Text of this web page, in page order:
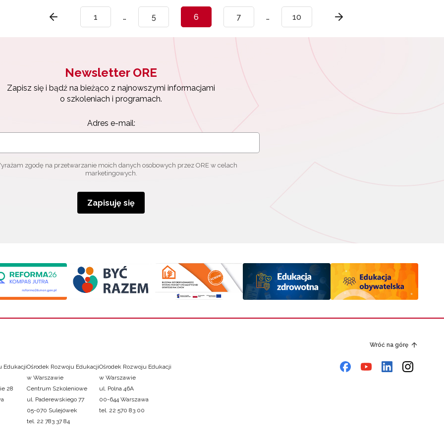
1 … 5 6 7 … 10
Newsletter ORE
Zapisz się i bądź na bieżąco z najnowszymi informacjami
o szkoleniach i programach.
Adres e-mail:
zgodę na przetwarzanie moich danych osobowych przez ORE w celach
marketingowych.
Zapisuję się
Wróć na górę
Edukacji
28
Ośrodek Rozwoju Edukacji
w Warszawie
Centrum Szkoleniowe
ul. Paderewskiego 77
05-070 Sulejówek
tel. 22 783 37 84
Ośrodek Rozwoju Edukacji
w Warszawie
ul. Polna 46A
00-644 Warszawa
tel. 22 570 83 00